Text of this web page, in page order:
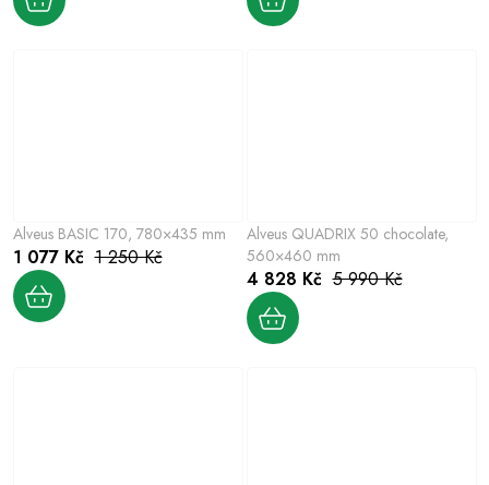
Alveus BASIC 170, 780×435 mm
1 077 Kč 1 250 Kč
Alveus QUADRIX 50 chocolate,
560×460 mm
4 828 Kč 5 990 Kč